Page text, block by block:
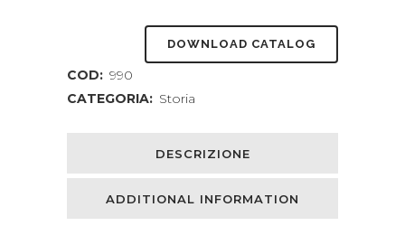
DOWNLOAD CATALOG
COD: 990
CATEGORIA: Storia
DESCRIZIONE
ADDITIONAL INFORMATION